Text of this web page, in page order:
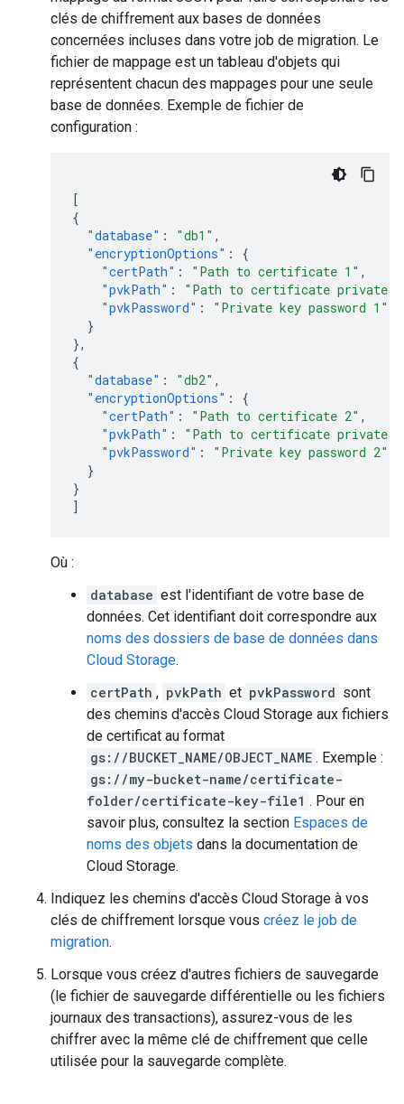
clés de chiffrement aux bases de données
concernées incluses dans votre job de migration. Le
fichier de mappage est un tableau d'objets qui
représentent chacun des mappages pour une seule
base de données. Exemple de fichier de
configuration :
[
{
"database" : "db1" ,
"encryptionOptions" :
{
"certPath" : "Path to certificate 1" ,
"pvkPath" :
"Path to certificate private
"pvkPassword" :
"Private key password 1"
}
},
{
"database" : "db2" ,
"encryptionOptions" :
{
"certPath" : "Path to certificate 2" ,
"pvkPath" :
"Path to certificate private
"pvkPassword" :
"Private key password 2"
}
}
]
Où :
database est l'identifiant de votre base de
données. Cet identifiant doit correspondre aux
noms des dossiers de base de données dans
Cloud Storage.
certPath , pvkPath et pvkPassword sont
des chemins d'accès Cloud Storage aux fichiers
de certificat au format
gs://BUCKET_NAME/OBJECT_NAME . Exemple :
gs://my-bucket-name/certificate-
folder/certificate-key-file1 . Pour en
savoir plus, consultez la section Espaces de
noms des objets dans la documentation de
Cloud Storage.
Indiquez les chemins d'accès Cloud Storage à vos
clés de chiffrement lorsque vous créez le job de
migration.
Lorsque vous créez d'autres fichiers de sauvegarde
(le fichier de sauvegarde différentielle ou les fichiers
journaux des transactions), assurez-vous de les
chiffrer avec la même clé de chiffrement que celle
utilisée pour la sauvegarde complète.